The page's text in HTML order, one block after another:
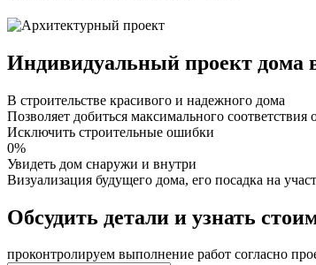
Индивидуальный проект дома
В строительстве красивого и надежного дома
Позволяет добиться максимального
Исключить строительные ошибки
0%
Увидеть дом снаружи и внутри
Визуализация будущего дома, его посадка на
Обсудить детали и узнать
проконтролируем выполнение работ согласно